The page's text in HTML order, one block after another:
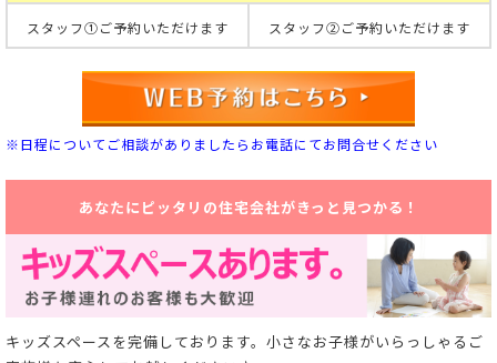
スタッフ①ご予約いただけます スタッフ②ご予約いただけます
※日程についてご相談がありましたらお電話にてお問合せください
あなたにピッタリの住宅会社がきっと見つかる！
キッズスペースを完備しております。小さなお子様がいらっしゃるご